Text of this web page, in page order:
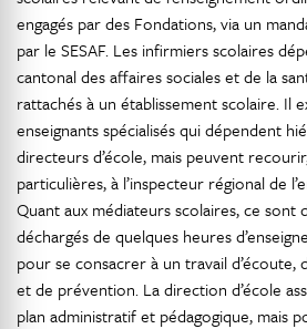
engagés par des Fondations, via un
par le SESAF. Les infirmiers scolaires
cantonal des affaires sociales et de la
rattachés à un établissement scolaire. Il
enseignants spécialisés qui dépendent
directeurs d’école, mais peuvent
particulières, à l’inspecteur régional de
Quant aux médiateurs scolaires, ce sont
déchargés de quelques heures
pour se consacrer à un travail
et de prévention. La direction d’école
plan administratif et pédagogique, mais